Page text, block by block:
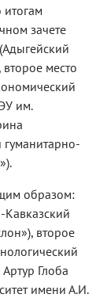
зачете
место
им.
образом:
второе
Глоба
имени А.И.